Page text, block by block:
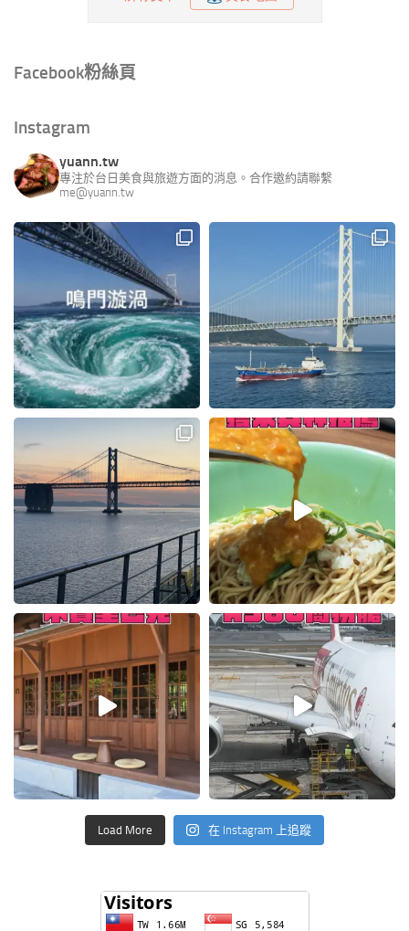
Facebook粉絲頁
Instagram
yuann.tw
專注於台日美食與旅遊方面的消息。合作邀約請聯繫
me@yuann.tw
Load More 在 Instagram 上追蹤